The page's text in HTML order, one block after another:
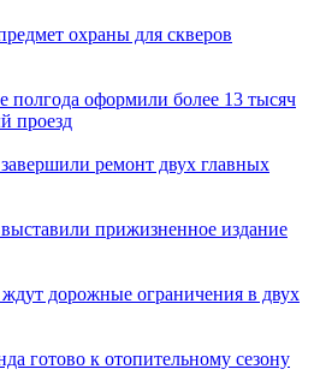
охраны для скверов
полгода оформили более 13 тысяч
проезд
ремонт двух главных
прижизненное издание
дорожные ограничения в двух
готово к отопительному сезону